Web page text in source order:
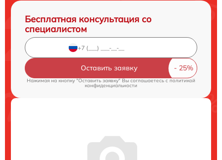
Бесплатная консультация со
специалистом
Оставить заявку
Нажимая на кнопку "Оставить заявку" Вы соглашаетесь cполитикой
конфиденциальности